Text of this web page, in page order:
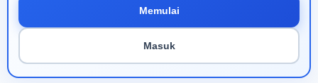
Memulai
Masuk